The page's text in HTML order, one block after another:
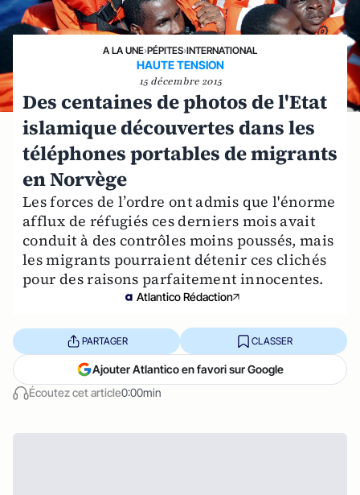
A LA UNE›PÉPITES›INTERNATIONAL
HAUTE TENSION
15 décembre 2015
Des centaines de photos de l'Etat
islamique découvertes dans les
téléphones portables de migrants
en Norvège
Les forces de l’ordre ont admis que l'énorme
afflux de réfugiés ces derniers mois avait
conduit à des contrôles moins poussés, mais
les migrants pourraient détenir ces clichés
pour des raisons parfaitement innocentes.
Atlantico Rédaction
Écoutez cet article0:00min
PARTAGER CLASSER
Ajouter Atlantico en favori sur Google